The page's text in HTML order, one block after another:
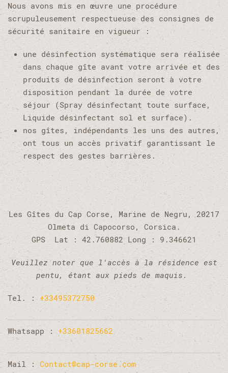
Nous avons mis en œuvre une procédure
scrupuleusement respectueuse des consignes de
sécurité sanitaire en vigueur :
une désinfection systématique sera réalisée
dans chaque gîte avant votre arrivée et des
produits de désinfection seront à votre
disposition pendant la durée de votre
séjour (Spray désinfectant toute surface,
Liquide désinfectant sol et surface).
nos gîtes, indépendants les uns des autres,
ont tous un accès privatif garantissant le
respect des gestes barrières.
Les Gîtes du Cap Corse, Marine de Negru, 20217
Olmeta di Capocorso, Corsica.
GPS Lat : 42.760882 Long : 9.346621
Veuillez noter que l'accès à la résidence est
pentu, étant aux pieds de maquis.
Tel. : +33495372750
Whatsapp : +33601825662
Mail : Contact@cap-corse.com